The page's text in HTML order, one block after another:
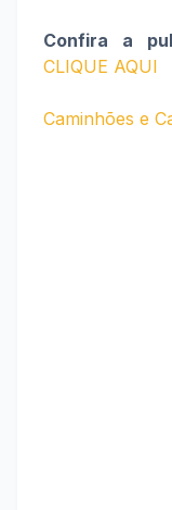
Confira a
CLIQUE AQUI
Caminhões e